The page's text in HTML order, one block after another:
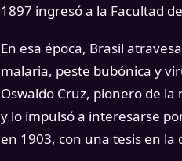
1897 ingresó a la Facultad
En esa época, Brasil
malaria, peste bubónica y
Oswaldo Cruz, pionero de
y lo impulsó a interesarse
en 1903, con una tesis en